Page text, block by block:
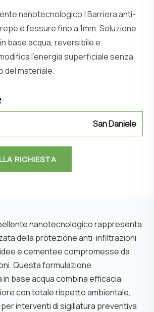
nanotecnologico | Barriera anti-
e fessure fino a 1mm. Soluzione
base acqua, reversibile e
l’energia superficiale senza
del materiale.
San Daniele
RICHIESTA
nanotecnologico rappresenta
della protezione anti-infiltrazioni
e cementee compromesse da
Questa formulazione
base acqua combina efficacia
con totale rispetto ambientale,
interventi di sigillatura preventiva